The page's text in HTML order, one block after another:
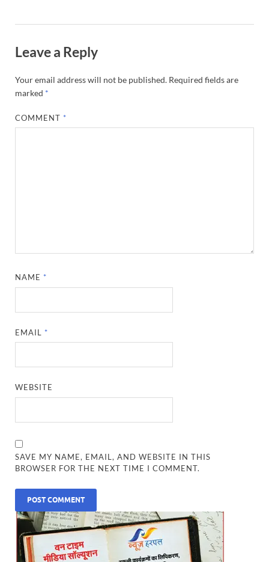
Leave a Reply
Your email address will not be published. Required fields are
marked *
COMMENT *
NAME *
EMAIL *
WEBSITE
SAVE MY NAME, EMAIL, AND WEBSITE IN THIS
BROWSER FOR THE NEXT TIME I COMMENT.